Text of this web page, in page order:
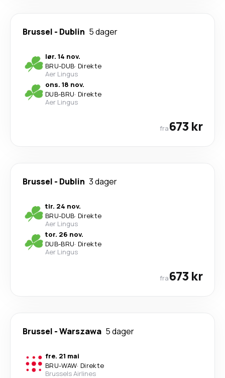
Brussel - Dublin 5 dager
lør. 14 nov.
BRU-DUB· Direkte
Aer Lingus
ons. 18 nov.
DUB-BRU· Direkte
Aer Lingus
fra673 kr
Brussel - Dublin 3 dager
tir. 24 nov.
BRU-DUB· Direkte
Aer Lingus
tor. 26 nov.
DUB-BRU· Direkte
Aer Lingus
fra673 kr
Brussel -Warszawa 5 dager
fre. 21 mai
BRU-WAW· Direkte
Brussels Airlines